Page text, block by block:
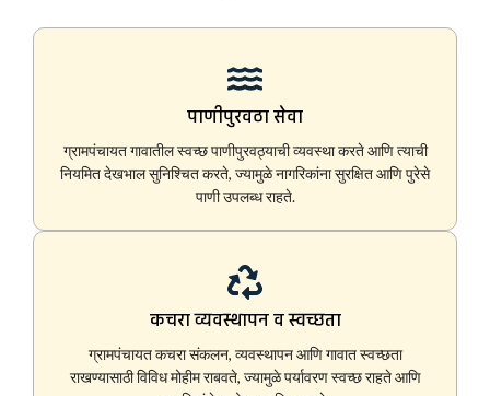
पाणीपुरवठा सेवा
ग्रामपंचायत गावातील स्वच्छ पाणीपुरवठ्याची व्यवस्था करते आणि त्याची
नियमित देखभाल सुनिश्चित करते, ज्यामुळे नागरिकांना सुरक्षित आणि पुरेसे
पाणी उपलब्ध राहते.
कचरा व्यवस्थापन व स्वच्छता
ग्रामपंचायत कचरा संकलन, व्यवस्थापन आणि गावात स्वच्छता
राखण्यासाठी विविध मोहीम राबवते, ज्यामुळे पर्यावरण स्वच्छ राहते आणि